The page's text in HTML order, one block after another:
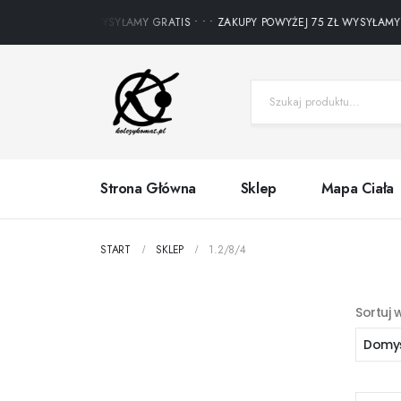
75 ZŁ WYSYŁAMY GRATIS • • • ZAKUPY POWYŻEJ 75 ZŁ WYSYŁAMY
Strona Główna Sklep Mapa Ciała
START SKLEP 1.2/8/4
Sortuj